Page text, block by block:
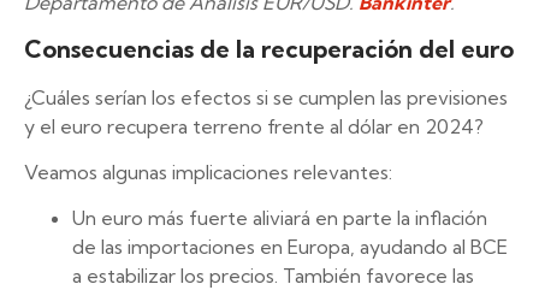
Consecuencias de la recuperación del euro
¿Cuáles serían los efectos si se cumplen las previsiones
y el euro recupera terreno frente al dólar en 2024?
Veamos algunas implicaciones relevantes:
Un euro más fuerte aliviará en parte la inflación
de las importaciones en Europa, ayudando al BCE
a estabilizar los precios. También favorece las